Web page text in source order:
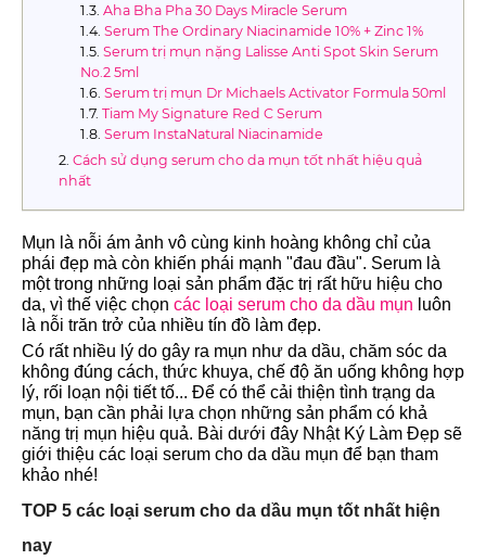
Aha Bha Pha 30 Days Miracle Serum
Serum The Ordinary Niacinamide 10% + Zinc 1%
Serum trị mụn nặng Lalisse Anti Spot Skin Serum
No.2 5ml
Serum trị mụn Dr Michaels Activator Formula 50ml
Tiam My Signature Red C Serum
Serum InstaNatural Niacinamide
Cách sử dụng serum cho da mụn tốt nhất hiệu quả
nhất
Mụn là nỗi ám ảnh vô cùng kinh hoàng không chỉ của
phái đẹp mà còn khiến phái mạnh "đau đầu". Serum là
một trong những loại sản phẩm đặc trị rất hữu hiệu cho
da, vì thế việc chọn các loại serum cho da dầu mụn luôn
là nỗi trăn trở của nhiều tín đồ làm đẹp.
Có rất nhiều lý do gây ra mụn như da dầu, chăm sóc da
không đúng cách, thức khuya, chế độ ăn uống không hợp
lý, rối loạn nội tiết tố... Để có thể cải thiện tình trạng da
mụn, bạn cần phải lựa chọn những sản phẩm có khả
năng trị mụn hiệu quả. Bài dưới đây Nhật Ký Làm Đẹp sẽ
giới thiệu các loại serum cho da dầu mụn để bạn tham
khảo nhé!
TOP 5 các loại serum cho da dầu mụn tốt nhất hiện
nay